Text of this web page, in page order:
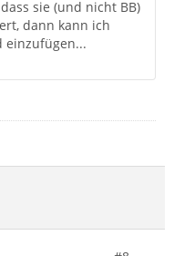
sie (und nicht BB)
dann kann ich
einzufügen...